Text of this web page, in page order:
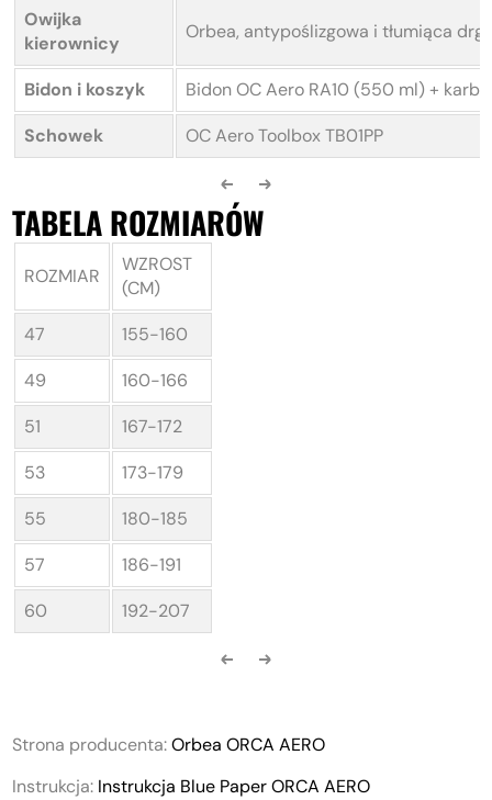
Owijka
kierownicy
Orbea, antypoślizgowa i tłumiąca
Bidon i koszyk
Bidon OC Aero RA10 (550 ml) +
Schowek
OC Aero Toolbox TB01PP
TABELA ROZMIARÓW
ROZMIAR
WZROST
(CM)
47
155-160
49
160-166
51
167-172
53
173-179
55
180-185
57
186-191
60
192-207
Strona producenta:Orbea ORCA AERO
Instrukcja: Instrukcja Blue Paper ORCA AERO